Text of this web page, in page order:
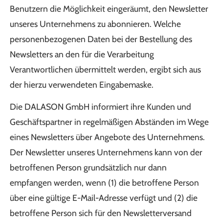
Benutzern die Möglichkeit eingeräumt, den Newsletter
unseres Unternehmens zu abonnieren. Welche
personenbezogenen Daten bei der Bestellung des
Newsletters an den für die Verarbeitung
Verantwortlichen übermittelt werden, ergibt sich aus
der hierzu verwendeten Eingabemaske.
Die DALASON GmbH informiert ihre Kunden und
Geschäftspartner in regelmäßigen Abständen im Wege
eines Newsletters über Angebote des Unternehmens.
Der Newsletter unseres Unternehmens kann von der
betroffenen Person grundsätzlich nur dann
empfangen werden, wenn (1) die betroffene Person
über eine gültige E-Mail-Adresse verfügt und (2) die
betroffene Person sich für den Newsletterversand